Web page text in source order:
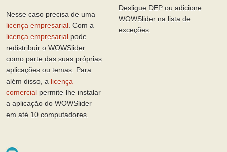
Desligue DEP ou adicione
WOWSlider na lista de
exceções.
Nesse caso precisa de uma
licença empresarial . Com a
licença empresarial pode
redistribuir o WOWSlider
como parte das suas próprias
aplicações ou temas. Para
além disso, a licença
comercial permite-lhe instalar
a aplicação do WOWSlider
em até 10 computadores.